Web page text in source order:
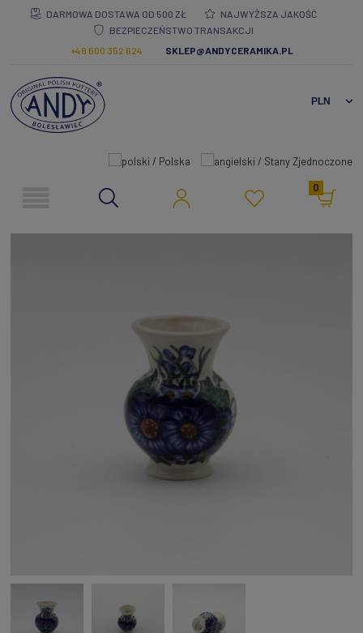
DARMOWA DOSTAWA OD 500 ZŁ
NAJWYŻSZA JAKOŚĆ
BEZPIECZEŃSTWO TRANSAKCJI
+48 600 352 624
SKLEP@ANDYCERAMIKA.PL
0